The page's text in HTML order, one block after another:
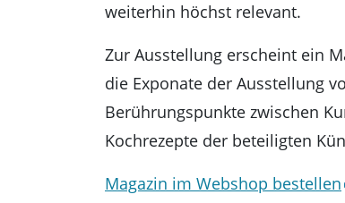
weiterhin höchst relevant.
Zur Ausstellung erscheint ein
die Exponate der Ausstellung
Berührungspunkte zwischen
Kochrezepte der beteiligten
Magazin im Webshop bestellen